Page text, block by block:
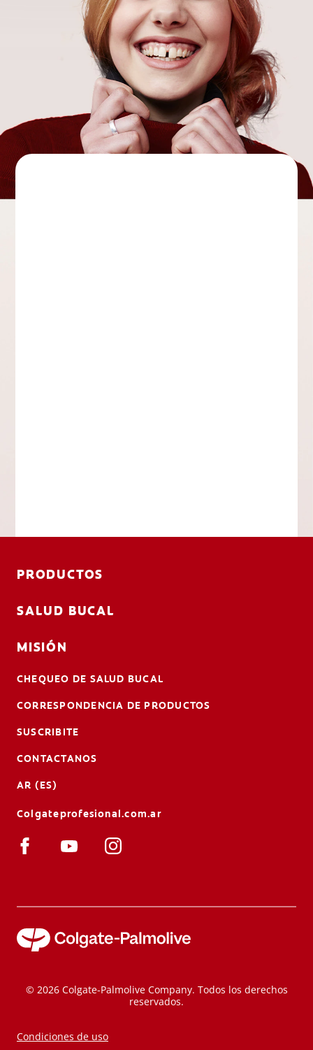
PRODUCTOS
SALUD BUCAL
MISIÓN
CHEQUEO DE SALUD BUCAL
CORRESPONDENCIA DE PRODUCTOS
SUSCRIBITE
CONTACTANOS
AR (ES)
Colgateprofesional.com.ar
© 2026 Colgate-Palmolive Company. Todos los derechos
reservados.
Condiciones de uso